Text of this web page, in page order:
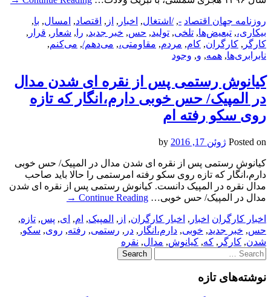
روزنامه جهان اقتصاد -
,/اشتغال, اخبار , از , اقتصاد, امسال, با,
بیکاری،, تبعیض‌ها, تلخی, تولید, حس, خبر جدید, را , شعار , قرار ,
کارگر , کارگران, کام, مردم, مقاومتی،, می‌دهم/, می‌کنم,
نابرابری‌ها, همه, و, وجود
کیانوش رستمی پس از نقره ای شدن مدال
در المپیک/ حس خوبی دارم،انگار که تازه
روی سکو رفته ام
Posted on ژوئن 17, 2016
کیانوش رستمی پس از نقره ای شدن مدال در المپیک/ حس خوبی
دارم،انگار که تازه روی سکو رفته امرستمی را حالا باید صاحب
مدال نقره در المپیک دانست. کیانوش رستمی پس از نقره ای شدن
مدال در المپیک/ حس خوبی… Continue Reading
→
اخبار کارگران اخبار , اخبار کارگران, از , المپیک, ام, ای, پس, تازه,
حس, خبر جدید, خوبی, دارم،انگار , در , رستمی, رفته, روی, سکو,
شدن, کارگر , که, کیانوش, مدال, نقره
Search
for:
نوشته‌های تازه